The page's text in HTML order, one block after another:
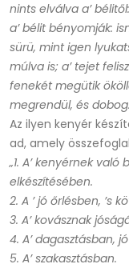
nints elválva a’
a’ bélit bényomják:
sürü, mint igen
múlva is; a’ tejet
fenekét megütik
megrendül, és
Az ilyen kenyér
ad, amely
„1. A’ kenyérnek
elkészítésében.
2. A ’ jó őrlésben, ’s
3. A’ kovásznak
4. A’ dagasztásban,
5. A’ szakasztásban.